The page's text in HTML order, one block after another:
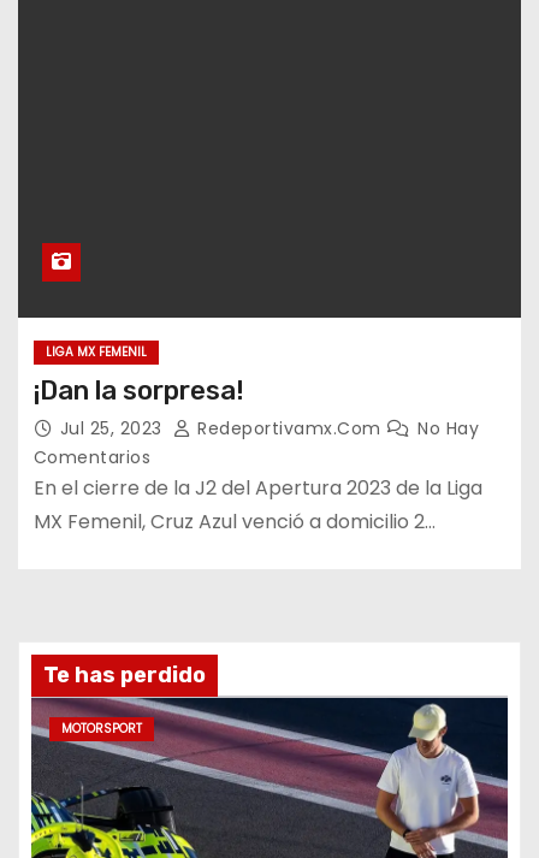
LIGA MX FEMENIL
¡Dan la sorpresa!
Jul 25, 2023 Redeportivamx.com
No Hay
Comentarios
En el cierre de la J2 del Apertura 2023 de la Liga
MX Femenil, Cruz Azul venció a domicilio 2…
Te has perdido
MOTORSPORT